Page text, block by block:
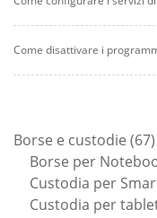
Come disattivare i
Borse e custodie 6767
Borse per
Custodia per
Custodia per